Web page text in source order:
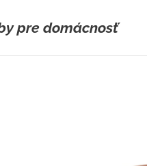
pre domácnosť